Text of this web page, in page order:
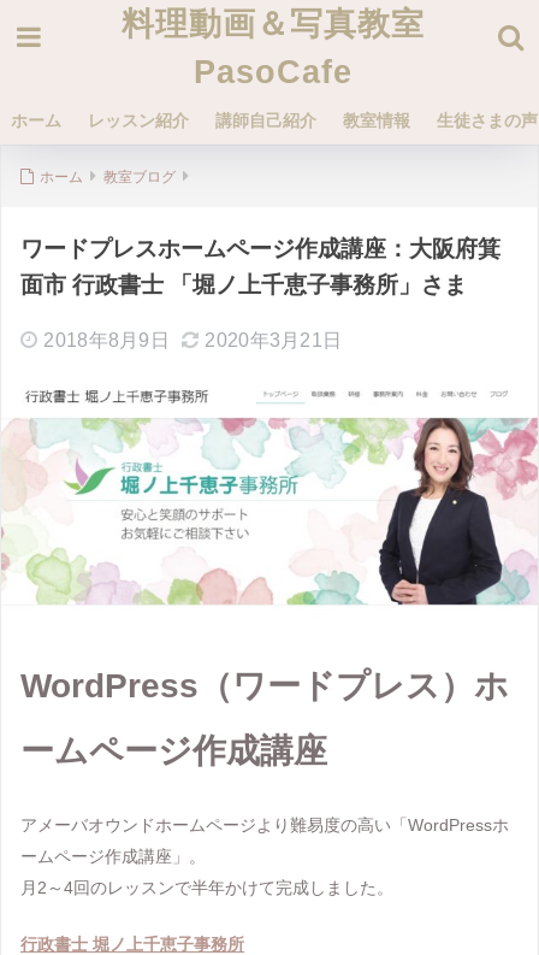
料理動画＆写真教室
PasoCafe
ホーム レッスン紹介 講師自己紹介 教室情報 生徒さまの
ホーム 教室ブログ
ワードプレスホームページ作成講座：大阪府箕
面市 行政書士 「堀ノ上千恵子事務所」さま
2018年8月9日 2020年3月21日
WordPress（ワードプレス）ホ
ームページ作成講座
アメーバオウンドホームページより難易度の高い「WordPressホ
ームページ作成講座」。
月2～4回のレッスンで半年かけて完成しました。
行政書士 堀ノ上千恵子事務所